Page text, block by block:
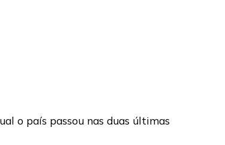
o país passou nas duas últimas